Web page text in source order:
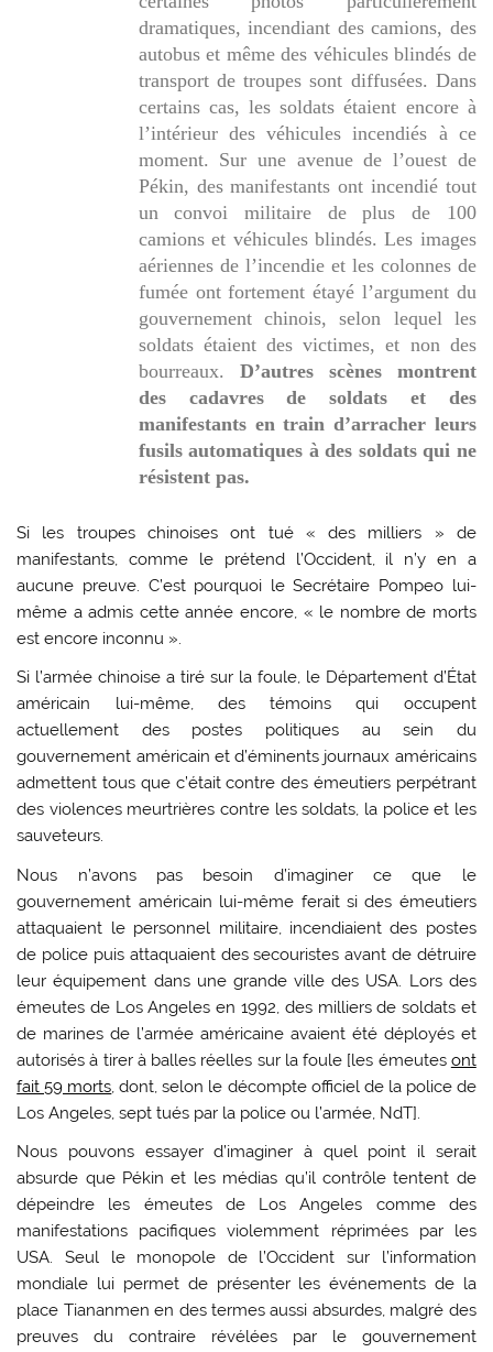
dramatiques, incendiant des camions, des
autobus et même des véhicules blindés de
transport de troupes sont diffusées. Dans
certains cas, les soldats étaient encore à
l’intérieur des véhicules incendiés à ce
moment. Sur une avenue de l’ouest de
Pékin, des manifestants ont incendié tout
un convoi militaire de plus de 100
camions et véhicules blindés. Les images
aériennes de l’incendie et les colonnes de
fumée ont fortement étayé l’argument du
gouvernement chinois, selon lequel les
soldats étaient des victimes, et non des
bourreaux. D’autres scènes montrent
des cadavres de soldats et des
manifestants en train d’arracher leurs
fusils automatiques à des soldats qui ne
résistent pas.
Si les troupes chinoises ont tué « des milliers » de
manifestants, comme le prétend l’Occident, il n’y en a
aucune preuve. C’est pourquoi le Secrétaire Pompeo lui-
même a admis cette année encore, « le nombre de morts
est encore inconnu ».
Si l’armée chinoise a tiré sur la foule, le Département d’État
américain lui-même, des témoins qui occupent
actuellement des postes politiques au sein du
gouvernement américain et d’éminents journaux américains
admettent tous que c’était contre des émeutiers perpétrant
des violences meurtrières contre les soldats, la police et les
sauveteurs.
Nous n’avons pas besoin d’imaginer ce que le
gouvernement américain lui-même ferait si des émeutiers
attaquaient le personnel militaire, incendiaient des postes
de police puis attaquaient des secouristes avant de détruire
leur équipement dans une grande ville des USA. Lors des
émeutes de Los Angeles en 1992, des milliers de soldats et
de marines de l’armée américaine avaient été déployés et
autorisés à tirer à balles réelles sur la foule [les émeutes ont
fait 59 morts, dont, selon le décompte officiel de la police de
Los Angeles, sept tués par la police ou l’armée, NdT].
Nous pouvons essayer d’imaginer à quel point il serait
absurde que Pékin et les médias qu’il contrôle tentent de
dépeindre les émeutes de Los Angeles comme des
manifestations pacifiques violemment réprimées par les
USA. Seul le monopole de l’Occident sur l’information
mondiale lui permet de présenter les événements de la
place Tiananmen en des termes aussi absurdes, malgré des
preuves du contraire révélées par le gouvernement